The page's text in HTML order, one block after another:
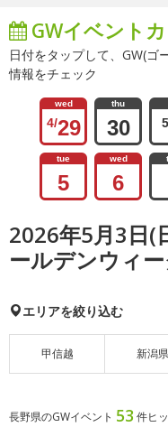
GWイベント
日付をタップして、GW(ゴ
情報をチェック
wed
4/29
thu
30
tue
5
wed
6
2026年5月3日(
ールデンウィ
エリアを絞り込む
甲信越 新潟県
長野県のGWイベント 53 件ヒ